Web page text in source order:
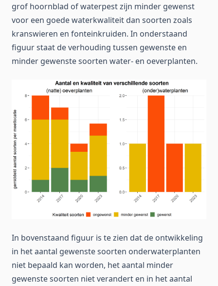
grof hoornblad of waterpest zijn minder gewenst
voor een goede waterkwaliteit dan soorten zoals
kranswieren en fonteinkruiden. In onderstaand
figuur staat de verhouding tussen gewenste en
minder gewenste soorten water- en oeverplanten.
In bovenstaand figuur is te zien dat de ontwikkeling
in het aantal gewenste soorten onderwaterplanten
niet bepaald kan worden, het aantal minder
gewenste soorten niet verandert en in het aantal